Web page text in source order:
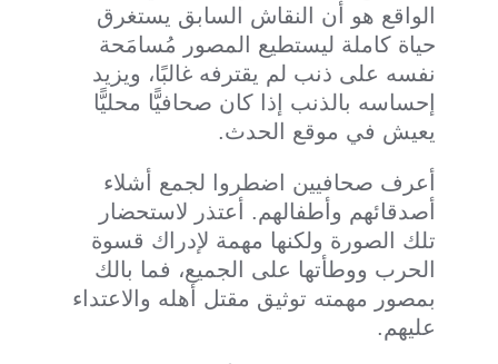
الواقع هو أن النقاش السابق يستغرق
حياة كاملة ليستطيع المصور مُسامَحة
نفسه على ذنب لم يقترفه غالبًا، ويزيد
إحساسه بالذنب إذا كان صحافيًّا محليًّا
يعيش في موقع الحدث.
أعرف صحافيين اضطروا لجمع أشلاء
أصدقائهم وأطفالهم. أعتذر لاستحضار
تلك الصورة ولكنها مهمة لإدراك قسوة
الحرب ووطأتها على الجميع، فما بالك
بمصور مهمته توثيق مقتل أهله والاعتداء
عليهم.